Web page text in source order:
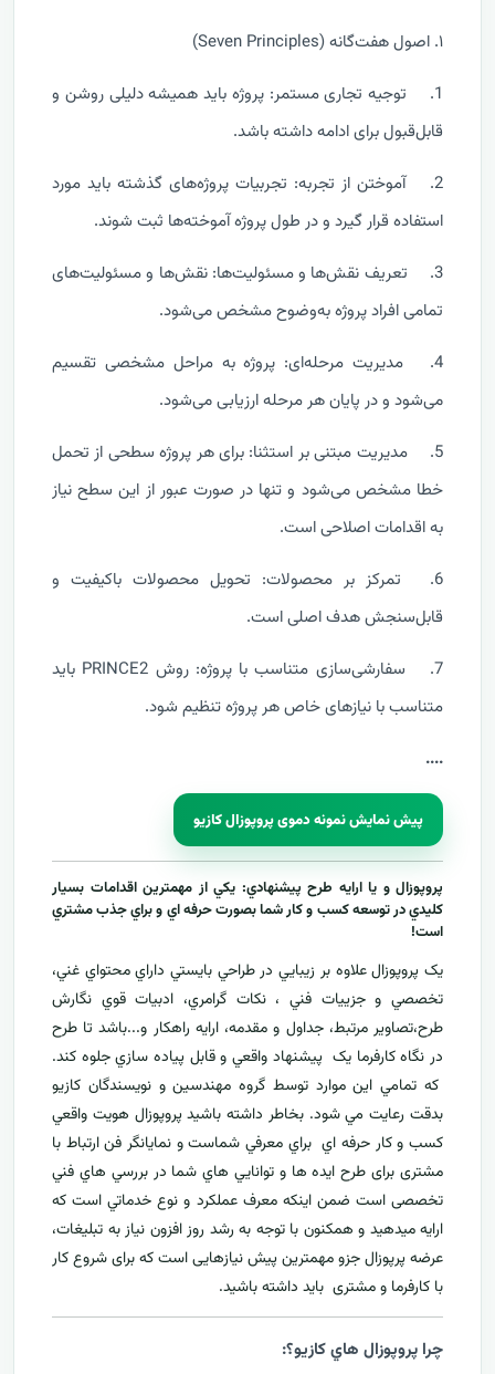
۱. اصول هفت‌گانه (Seven Principles)
1.
توجیه تجاری مستمر: پروژه باید همیشه دلیلی روشن و
قابل‌قبول برای ادامه داشته باشد.
2.
آموختن از تجربه: تجربیات پروژه‌های گذشته باید مورد
استفاده قرار گیرد و در طول پروژه آموخته‌ها ثبت شوند.
3.
تعریف نقش‌ها و مسئولیت‌ها: نقش‌ها و مسئولیت‌های
تمامی افراد پروژه به‌وضوح مشخص می‌شود.
4.
مدیریت مرحله‌ای: پروژه به مراحل مشخصی تقسیم
می‌شود و در پایان هر مرحله ارزیابی می‌شود.
5.
مدیریت مبتنی بر استثنا: برای هر پروژه سطحی از تحمل
خطا مشخص می‌شود و تنها در صورت عبور از این سطح نیاز
به اقدامات اصلاحی است.
6.
تمرکز بر محصولات: تحویل محصولات باکیفیت و
قابل‌سنجش هدف اصلی است.
7.
سفارشی‌سازی متناسب با پروژه: روش PRINCE2 باید
متناسب با نیازهای خاص هر پروژه تنظیم شود.
....
پیش نمایش نمونه دموی پروپوزال کازیو
پروپوزال و يا ارايه طرح پيشنهادي: يکي از مهمترين اقدامات بسيار
کليدي در توسعه کسب و کار شما بصورت حرفه اي و براي جذب مشتري
است!
يک پروپوزال علاوه بر زيبايي در طراحي بايستي داراي محتواي غني،
تخصصي و جزييات فني ، نکات گرامري، ادبيات قوي نگارش
طرح،تصاوير مرتبط، جداول و مقدمه، ارایه راهکار و...باشد تا طرح
در نگاه کارفرما يک پيشنهاد واقعي و قابل پياده سازي جلوه کند.
که تمامي اين موارد توسط گروه مهندسين و نويسندگان کازيو
بدقت رعايت مي شود. بخاطر داشته باشيد پروپوزال هويت واقعي
کسب و کار حرفه اي براي معرفيشماست و نمایانگر فن ارتباط با
مشتری برای طرح ايده ها و توانايي هاي شما در بررسي هاي فني
تخصصی است ضمن اینکه معرف عملکرد و نوع خدماتي است که
ارايه ميدهید و همکنون با توجه به رشد روز افزون نياز به تبليغات،
عرضه پرپوزال جزو مهمترين پیش نیازهایی است که برای شروع کار
با کارفرما و مشتری بايد داشته باشيد.
چرا پروپوزال هاي کازيو؟: